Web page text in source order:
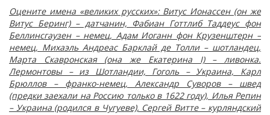
Оцените имена «великих русских»: Витус Ионассен (он же
Витус Беринг) – датчанин, Фабиан Готтлиб Таддеус фон
Беллинсгаузен – немец, Адам Иоганн фон Крузенштерн –
немец, Михаэль Андреас Барклай де Толли – шотландец,
Марта Скавронская (она же Екатерина І) – ливонка.
Лермонтовы – из Шотландии, Гоголь – Украина, Карл
Брюллов – франко-немец, Александр Суворов – швед
(предки заехали на Россию только в 1622 году), Илья Репин
– Украина (родился в Чугуеве), Сергей Витте – курляндский